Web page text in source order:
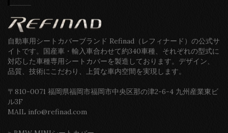
自動車用シートカバーブランド Refinad（レフィナード）の公式サ
イトです。国産車・輸入車合わせて約340車種、それぞれの型式に
対応した車種専用シートカバーを製造しております。デザイン、
品質、技術にこだわり、上質な車内空間を実現します。
〒810-0071 福岡県福岡市福岡市中央区那の津2-6-4 九州産業東ビ
ル3F
MAIL info@refinad.com